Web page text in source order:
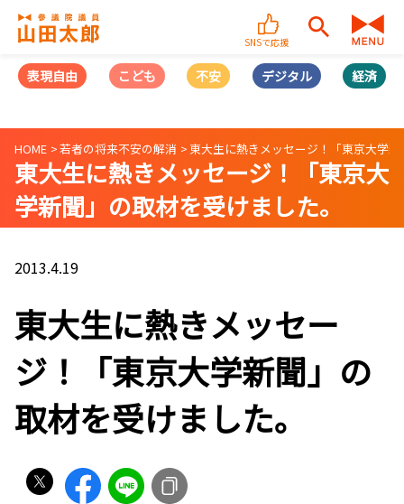
SNSで応援
表現自由 こども 不安 デジタル 経済
HOME 若者の将来不安の解消 東大生に熱きメッセージ！「東京大学
東大生に熱きメッセージ！「東京大
学新聞」の取材を受けました。
2013.4.19
東大生に熱きメッセー
ジ！「東京大学新聞」の
取材を受けました。